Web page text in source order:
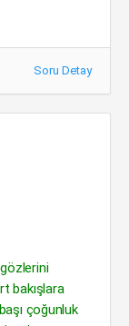
Soru Detay
bakışlara
çoğunluk